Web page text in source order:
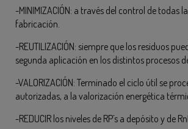
-MINIMIZACIÓN: a través del control de todas
fabricación.
-REUTILIZACIÓN: siempre que los residuos
segunda aplicación en los distintos procesos
-VALORIZACIÓN: Terminado el ciclo útil se
autorizadas, a la valorización energética
-REDUCIR los niveles de RP´s a depósito y de